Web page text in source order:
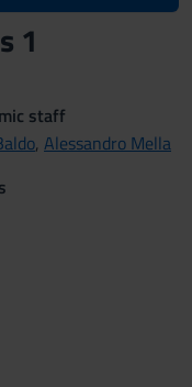
1
staff
, Alessandro Mella